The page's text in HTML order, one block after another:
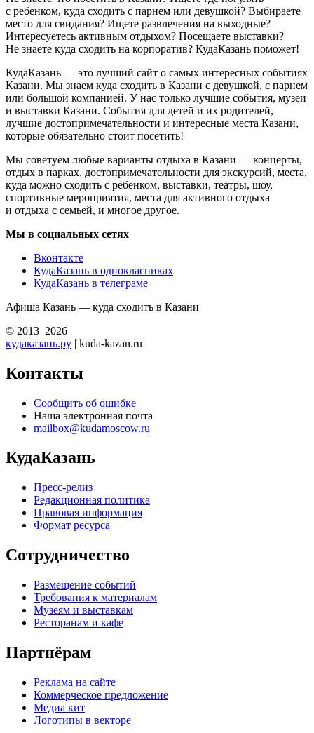
с ребенком, куда сходить с парнем или девушкой? Выбираете
место для свидания? Ищете развлечения на выходные?
Интересуетесь активным отдыхом? Посещаете выставки?
Не знаете куда сходить на корпоратив? КудаКазань поможет!
КудаКазань — это лучший сайт о самых интересных событиях
Казани. Мы знаем куда сходить в Казани с девушкой, с парнем
или большой компанией. У нас только лучшие события, музеи
и выставки Казани. События для детей и их родителей,
лучшие достопримечательности и интересные места Казани,
которые обязательно стоит посетить!
Мы советуем любые варианты отдыха в Казани — концерты,
отдых в парках, достопримечательности для экскурсий, места,
куда можно сходить с ребенком, выставки, театры, шоу,
спортивные мероприятия, места для активного отдыха
и отдыха с семьей, и многое другое.
Мы в социальных сетях
Вконтакте
КудаКазань в однокласниках
КудаКазань в телеграме
Афиша Казань — куда сходить в Казани
© 2013–2026
кудаказань.ру | kuda-kazan.ru
Контакты
Сообщить об ошибке
Наша электронная почта
mailbox@kudamoscow.ru
КудаКазань
Пресс-релиз
Редакционная политика
Правовая информация
Формат ресурса
Сотрудничество
Размещение событий
Требования к материалам
Музеям и выставкам
Ресторанам и кафе
Партнёрам
Реклама на сайте
Коммерческое предложение
Медиа кит
Логотипы в векторе